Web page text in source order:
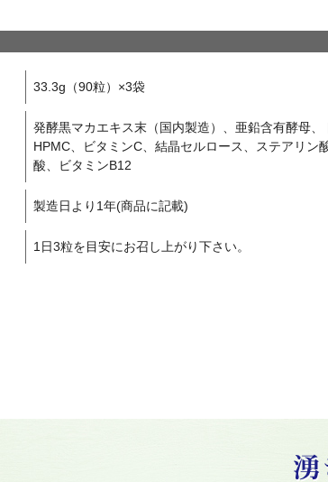
33.3g（90粒）×3袋
発酵黒マカエキス末（国内製造）、亜鉛含有酵母
HPMC、ビタミンC、結晶セルロース、ステアリ
酸、ビタミンB12
製造日より1年(商品に記載)
1日3粒を目安にお召し上がり下さい。